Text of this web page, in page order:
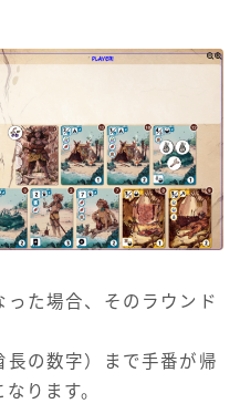
た場合、そのラウンド
の数字）まで手番が帰
ります。